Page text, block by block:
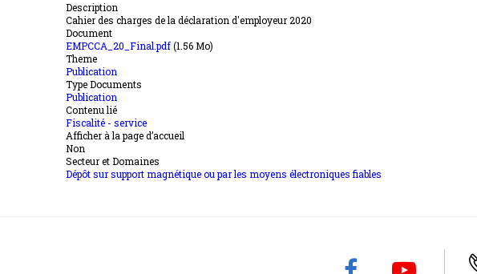
Description
Cahier des charges de la déclaration d'employeur 2020
Document
EMPCCA_20_Final.pdf(1.56 Mo)
Theme
Publication
Type Documents
Publication
Contenu lié
Fiscalité - service
Afficher à la page d’accueil
Non
Secteur et Domaines
Dépôt sur support magnétique ou par les moyens électroniques fiables